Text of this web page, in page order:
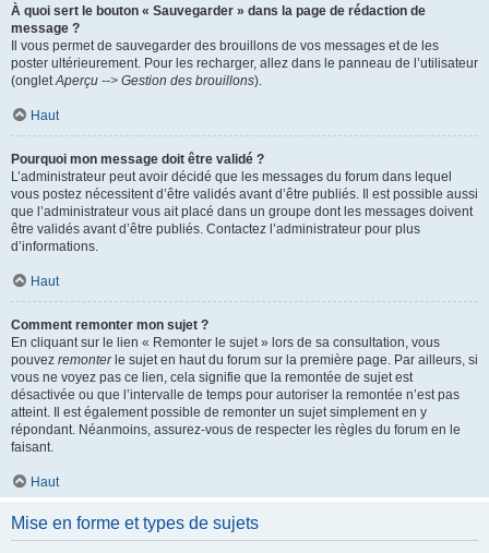
À quoi sert le bouton « Sauvegarder » dans la page de rédaction de
message ?
Il vous permet de sauvegarder des brouillons de vos messages et de les
poster ultérieurement. Pour les recharger, allez dans le panneau de l’utilisateur
(ongletAperçu --> Gestion des brouillons).
Haut
Pourquoi mon message doit être validé ?
L’administrateur peut avoir décidé que les messages du forum dans lequel
vous postez nécessitent d’être validés avant d’être publiés. Il est possible aussi
que l’administrateur vous ait placé dans un groupe dont les messages doivent
être validés avant d’être publiés. Contactez l’administrateur pour plus
d’informations.
Haut
Comment remonter mon sujet ?
En cliquant sur le lien « Remonter le sujet » lors de sa consultation, vous
pouvez remonterle sujet en haut du forum sur la première page. Par ailleurs, si
vous ne voyez pas ce lien, cela signifie que la remontée de sujet est
désactivée ou que l’intervalle de temps pour autoriser la remontée n’est pas
atteint. Il est également possible de remonter un sujet simplement en y
répondant. Néanmoins, assurez-vous de respecter les règles du forum en le
faisant.
Haut
Mise en forme et types de sujets